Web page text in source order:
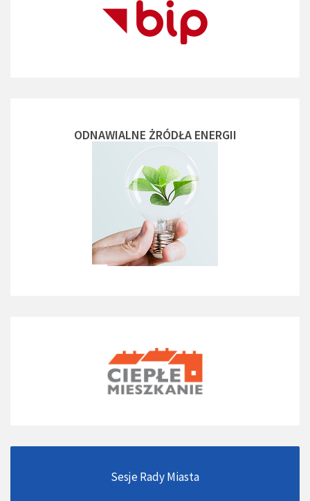
ODNAWIALNE ŻRÓDŁA ENERGII
Sesje Rady Miasta